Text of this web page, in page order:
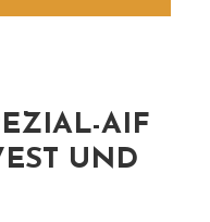
AIF
UND